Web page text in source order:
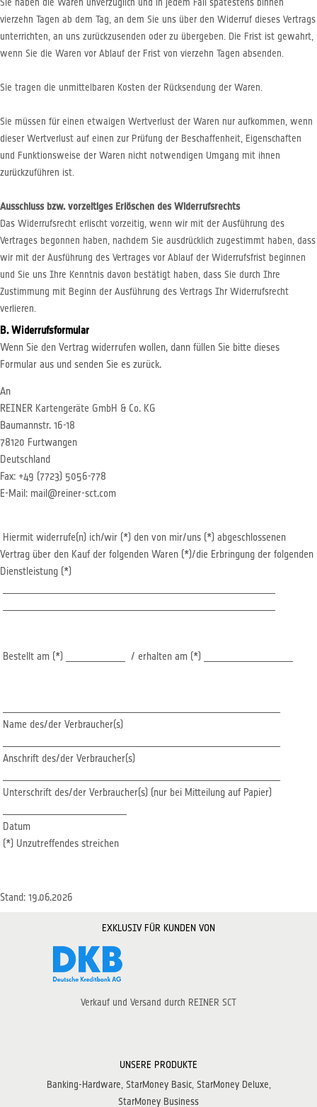
vierzehn Tagen ab dem Tag, an dem Sie uns über den Widerruf dieses Vertrags
unterrichten, an uns zurückzusenden oder zu übergeben. Die Frist ist gewahrt,
wenn Sie die Waren vor Ablauf der Frist von vierzehn Tagen absenden.
Sie tragen die unmittelbaren Kosten der Rücksendung der Waren.
Sie müssen für einen etwaigen Wertverlust der Waren nur aufkommen, wenn
dieser Wertverlust auf einen zur Prüfung der Beschaffenheit, Eigenschaften
und Funktionsweise der Waren nicht notwendigen Umgang mit ihnen
zurückzuführen ist.
Ausschluss bzw. vorzeitiges Erlöschen des Widerrufsrechts
Das Widerrufsrecht erlischt vorzeitig, wenn wir mit der Ausführung des
Vertrages begonnen haben, nachdem Sie ausdrücklich zugestimmt haben, dass
wir mit der Ausführung des Vertrages vor Ablauf der Widerrufsfrist beginnen
und Sie uns Ihre Kenntnis davon bestätigt haben, dass Sie durch Ihre
Zustimmung mit Beginn der Ausführung des Vertrags Ihr Widerrufsrecht
verlieren.
B. Widerrufsformular
Wenn Sie den Vertrag widerrufen wollen, dann füllen Sie bitte dieses
Formular aus und senden Sie es zurück.
An
REINER Kartengeräte GmbH & Co. KG
Baumannstr. 16-18
78120 Furtwangen
Deutschland
Fax: +49 (7723) 5056-778
E-Mail: mail@reiner-sct.com
Hiermit widerrufe(n) ich/wir (*) den von mir/uns (*) abgeschlossenen
Vertrag über den Kauf der folgenden Waren (*)/die Erbringung der folgenden
Dienstleistung (*)
Bestellt am (*) ____________ / erhalten am (*) __________________
Name des/der Verbraucher(s)
Anschrift des/der Verbraucher(s)
Unterschrift des/der Verbraucher(s) (nur bei Mitteilung auf Papier)
Datum
(*) Unzutreffendes streichen
Stand: 19.06.2026
EXKLUSIV FÜR KUNDEN VON
Verkauf und Versand durch REINER SCT
UNSERE PRODUKTE
Banking-Hardware StarMoney Basic StarMoney Deluxe
StarMoney Business